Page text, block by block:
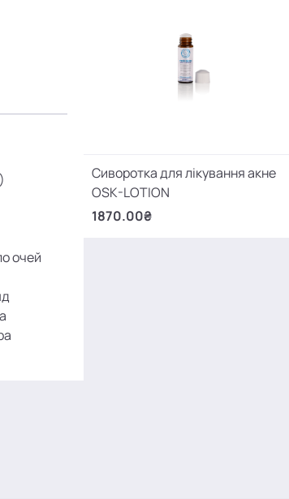
очей
Сиворотка для лікування акне
OSK-LOTION
1870.00₴